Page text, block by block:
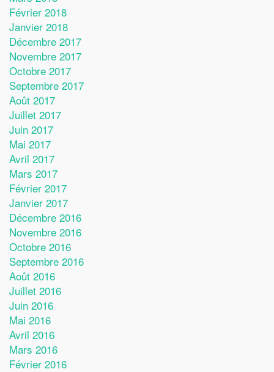
Février 2018
Janvier 2018
Décembre 2017
Novembre 2017
Octobre 2017
Septembre 2017
Août 2017
Juillet 2017
Juin 2017
Mai 2017
Avril 2017
Mars 2017
Février 2017
Janvier 2017
Décembre 2016
Novembre 2016
Octobre 2016
Septembre 2016
Août 2016
Juillet 2016
Juin 2016
Mai 2016
Avril 2016
Mars 2016
Février 2016